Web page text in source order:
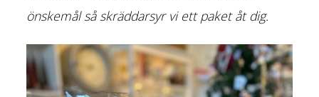
önskemål så skräddarsyr vi ett paket åt dig.